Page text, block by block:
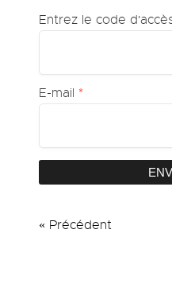
Entrez le code
E-mail *
« Précédent